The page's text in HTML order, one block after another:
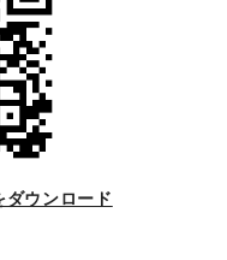
ダウンロード